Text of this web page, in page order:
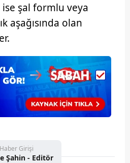
şal formlu veya
aşağısında olan
Haber Girişi
Şahin - Editör